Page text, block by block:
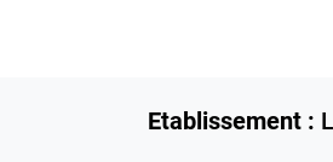
Etablissement :